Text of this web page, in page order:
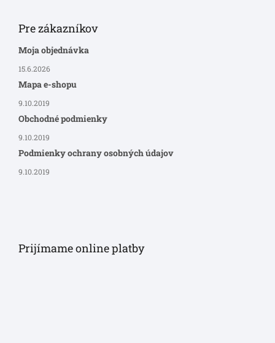
Pre zákazníkov
Moja objednávka
15.6.2026
Mapa e-shopu
9.10.2019
Obchodné podmienky
9.10.2019
Podmienky ochrany osobných údajov
9.10.2019
Prijímame online platby